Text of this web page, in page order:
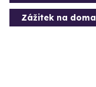
Zážitek na doma